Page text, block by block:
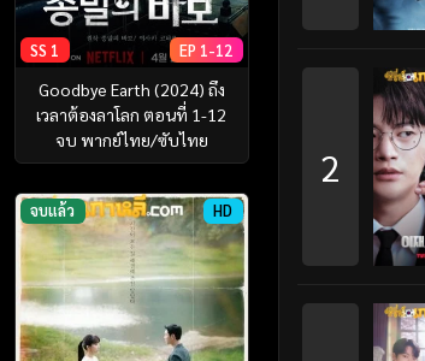
SS 1 EP 1-12
Goodbye Earth (2024) ถึง
เวลาต้องลาโลก ตอนที่ 1-12
จบ พากย์ไทย/ซับไทย
จบแล้ว HD
2